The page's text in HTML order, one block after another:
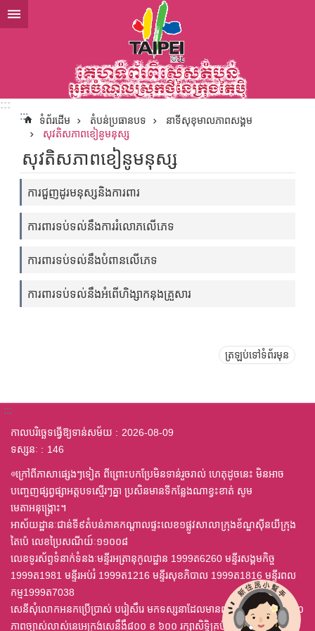
ទៅកាន់មាតិកាប្លុកមាតិកាសំខាន់
:::
:::
ទំព័រដើម តំបន់ប្រធានបទ
នាទីសុខុមាលភាពសង្គម
សុវតិសភាពខៀនូមនុស្ស
សុវតិសភាពខៀនូមនុស្ស
ការជួញដូរមនុស្សនិងការពារ
ការពារទប់ទល់នឹងការរំលោភលើភេទ
ការពារទប់ទល់នឹងបំពានលើភេទ
ការពារទប់ទល់នឹងអំពើហិង្សាកនុងគ្រួសារ
ត្រឡប់ទៅទំព័រមុន
:::
កាលបរិច្ឆេទធ្វើឱ្យទាន់សម័យ
2026-08-09
ទស្សនៈ
146
◎ក្រៅពីភាសាផ្សេងៗទៀត ពីព្រោះបកប្រែមិនទាន់រួចរាល់ ហេតុដូចនេះ មិនអាច
បញ្ចេញផ្សព្វផ្សាអត្តបទស្មើរៗគ្នា ប្រសិនមានទីកន្លែងណាខ្វះខាត់ សូម
មេតាអនុង្គ្រោះ។
អាស័យដ្ឋានៈជាន់ទី៩តំបន់ភាគកណ្តាលផ្ទះលេខ១ផ្លូវសាលាក្រុងខ័ណ្ឌស៊ីនយីក្រុង
តៃប៉េ លេខប្រៃសណីយ៍ៈ១១០០៨
លេខទូរស័ព្ទទំនាក់ទំនងៈមន្ទីរអត្រានុកូលដ្ឋាន 1999ត6260 មន្ទីរសង្គមកិច្ច
1999ត1981 មន្ទីរអប់រំ 1999ត1216 មន្ទីរសុខភិបាល 1999ត1816 មន្ទីរពល
កម្ម1999ត7038
សេនីសុំលោកអនកប្រើប្រាស់ បរៀសឹរេ មកទស្សនាដែលមានពុម្ព ឈុតឦលើស ៤,០
ភាពច្បាស់លាស់នេអេក្រង់សេនឹងឹ៨០០ ខ ៦០០ រក្សាសិទ្ធិគ្រប់យ៉ាង